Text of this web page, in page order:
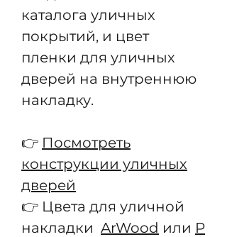
каталога уличных
покрытий, и цвет
пленки для уличных
дверей на внутреннюю
накладку.
👉 Посмотреть
конструкции уличных
дверей
👉 Цвета для уличной
накладки ArWood или P